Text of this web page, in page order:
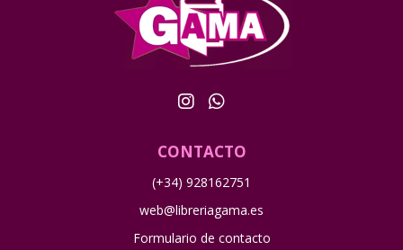
CONTACTO
(+34) 928162751
web@libreriagama.es
Formulario de contacto